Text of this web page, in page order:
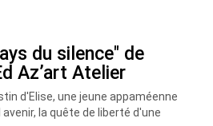
du silence" de
Az’art Atelier
d'Elise, une jeune appaméenne
la quête de liberté d'une